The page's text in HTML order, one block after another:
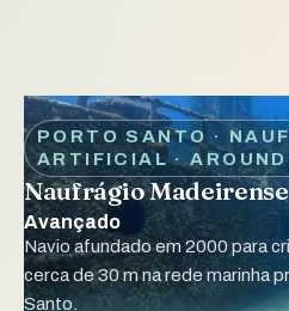
PORTO SANTO ·
ARTIFICIAL·
Naufrágio Madeirense
Avançado
Navio afundado em 2000 para
cerca de 30 m na rede marinha
Santo.